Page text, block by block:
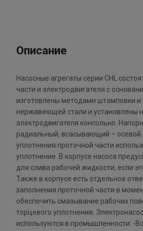
Описание
Насосные агрегаты серии CHL
части и электродвигателя с
изготовлены методами штамповки и
нержавеющей стали и установлены
электродвигателя консольно.
радиальный, всасывающий – осевой.
уплотнения проточной части
уплотнение. В корпусе насоса
для слива рабочей жидкости, если
Также в корпусе есть отдельное
заполнения проточной части в
обеспечить смазывание рабочих
торцевого уплотнения.
используются в промышленности: -